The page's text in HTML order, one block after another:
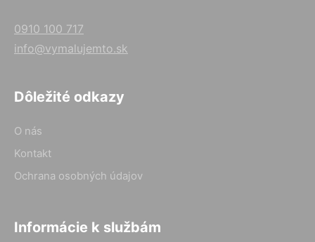
0910 100 717
info@vymalujemto.sk
Dôležité odkazy
O nás
Kontakt
Ochrana osobných údajov
Informácie k službám